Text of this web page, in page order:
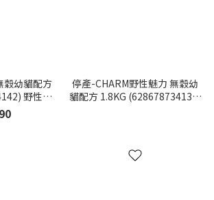
穀幼貓配方
野性魅
停產-CHARM野性魅力 無穀幼
貓配方 1.8KG (628678734135)